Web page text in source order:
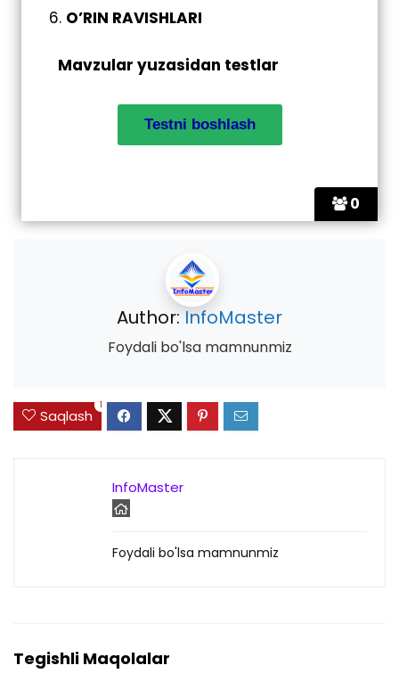
0
O’RIN RAVISHLARI
Mavzular yuzasidan testlar
Author: InfoMaster
Foydali bo'lsa mamnunmiz
Saqlash
1
InfoMaster
Foydali bo'lsa mamnunmiz
Tegishli Maqolalar